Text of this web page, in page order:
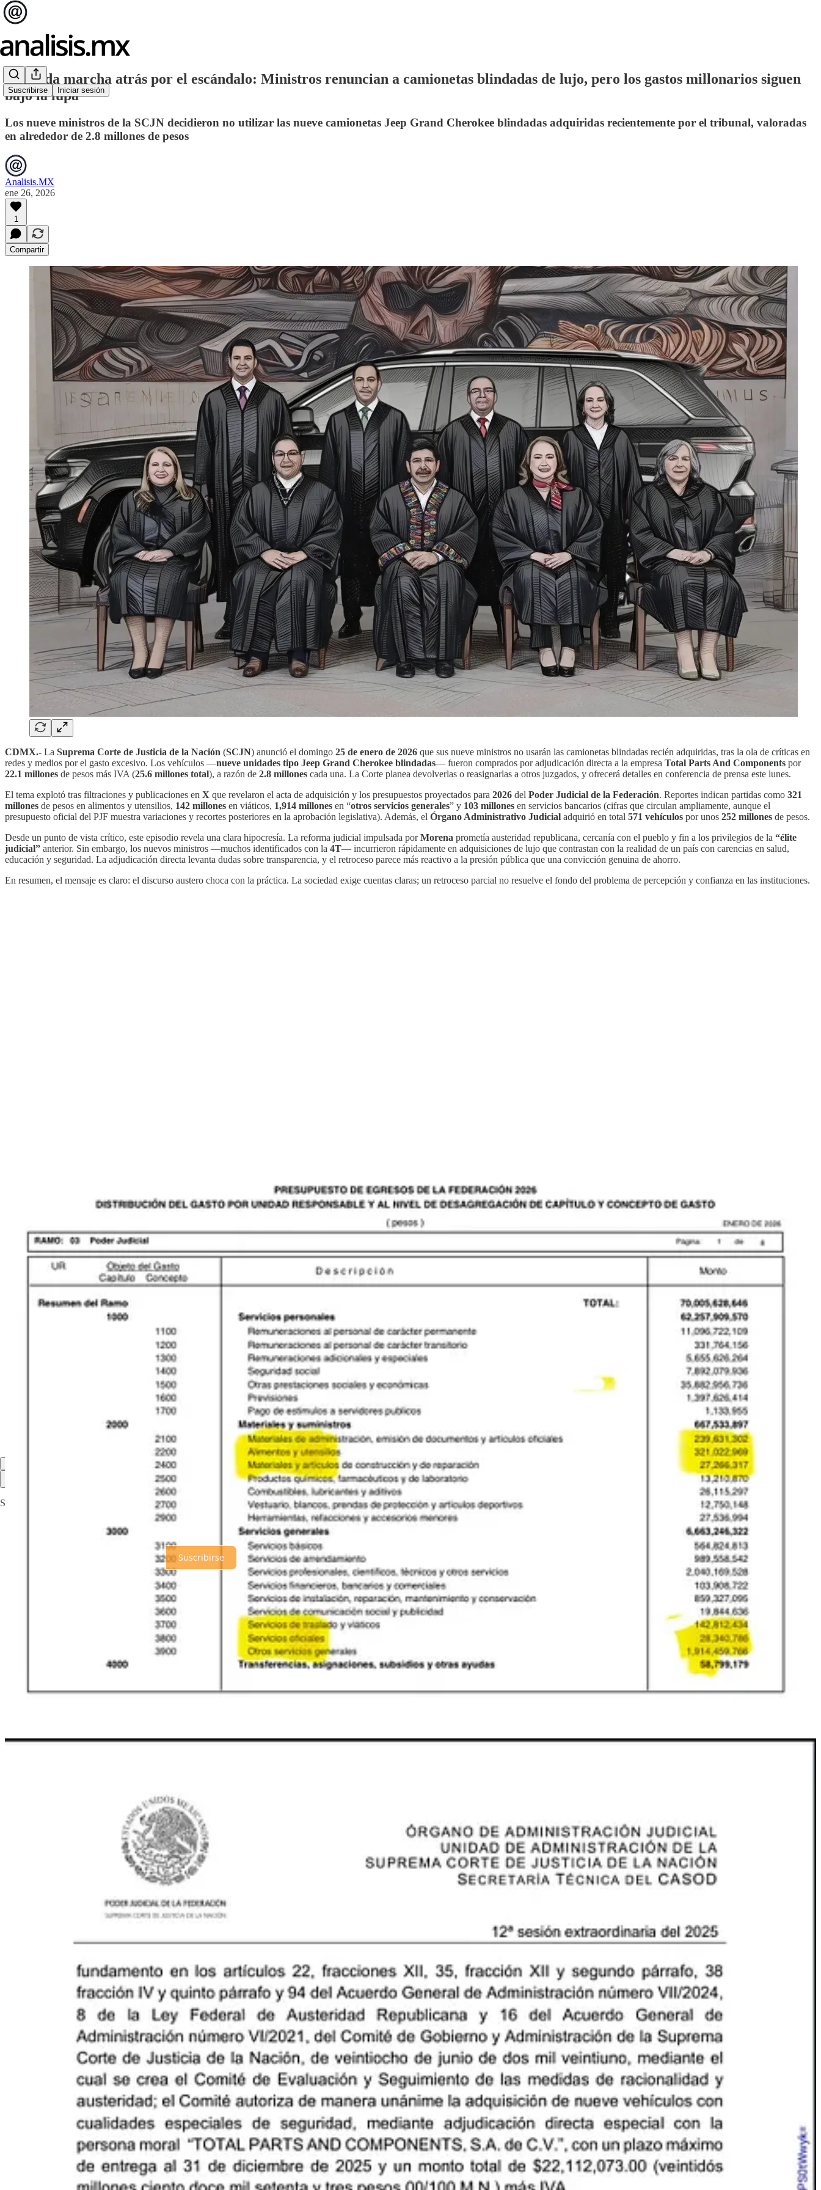
Suscribirse Iniciar sesión
SCJN da marcha atrás por el escándalo: Ministros renuncian a camionetas blindadas de lujo, pero los gastos millonarios siguen
bajo la lupa
Los nueve ministros de la SCJN decidieron no utilizar las nueve camionetas Jeep Grand Cherokee blindadas adquiridas recientemente por el tribunal, valoradas
en alrededor de 2.8 millones de pesos
Analisis.MX
ene 26, 2026
1
Compartir
CDMX.- La Suprema Corte de Justicia de la Nación (SCJN) anunció el domingo 25 de enero de 2026 que sus nueve ministros no usarán las camionetas blindadas recién adquiridas, tras la ola de críticas en
redes y medios por el gasto excesivo. Los vehículos —nueve unidades tipo Jeep Grand Cherokee blindadas— fueron comprados por adjudicación directa a la empresa Total Parts And Components por
22.1 millones de pesos más IVA (25.6 millones total), a razón de 2.8 millones cada una. La Corte planea devolverlas o reasignarlas a otros juzgados, y ofrecerá detalles en conferencia de prensa este lunes.
El tema explotó tras filtraciones y publicaciones en X que revelaron el acta de adquisición y los presupuestos proyectados para 2026 del Poder Judicial de la Federación. Reportes indican partidas como 321
millones de pesos en alimentos y utensilios, 142 millones en viáticos, 1,914 millones en “otros servicios generales” y 103 millones en servicios bancarios (cifras que circulan ampliamente, aunque el
presupuesto oficial del PJF muestra variaciones y recortes posteriores en la aprobación legislativa). Además, el Órgano Administrativo Judicial adquirió en total 571 vehículos por unos 252 millones de pesos.
Desde un punto de vista crítico, este episodio revela una clara hipocresía. La reforma judicial impulsada porMorena prometía austeridad republicana, cercanía con el pueblo y fin a los privilegios de la “élite
judicial” anterior. Sin embargo, los nuevos ministros —muchos identificados con la 4T— incurrieron rápidamente en adquisiciones de lujo que contrastan con la realidad de un país con carencias en salud,
educación y seguridad. La adjudicación directa levanta dudas sobre transparencia, y el retroceso parece más reactivo a la presión pública que una convicción genuina de ahorro.
En resumen, el mensaje es claro: el discurso austero choca con la práctica. La sociedad exige cuentas claras; un retroceso parcial no resuelve el fondo del problema de percepción y confianza en las instituciones.
Sin posts
Por supuesto, sigue adelante.
Suscribirse
Términos∙ Aviso de recolección